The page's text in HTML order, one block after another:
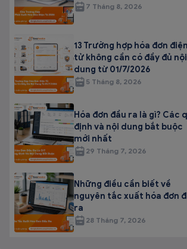
7 Tháng 8, 2026
13 Trường hợp hóa đơn điện
tử không cần có đầy đủ nội
dung từ 01/7/2026
5 Tháng 8, 2026
Hóa đơn đầu ra là gì? Các
định và nội dung bắt buộc
mới nhất
29 Tháng 7, 2026
Những điều cần biết về
nguyên tắc xuất hóa đơn
ra
28 Tháng 7, 2026